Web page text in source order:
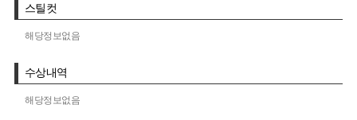
스틸컷
해당정보없음
수상내역
해당정보없음